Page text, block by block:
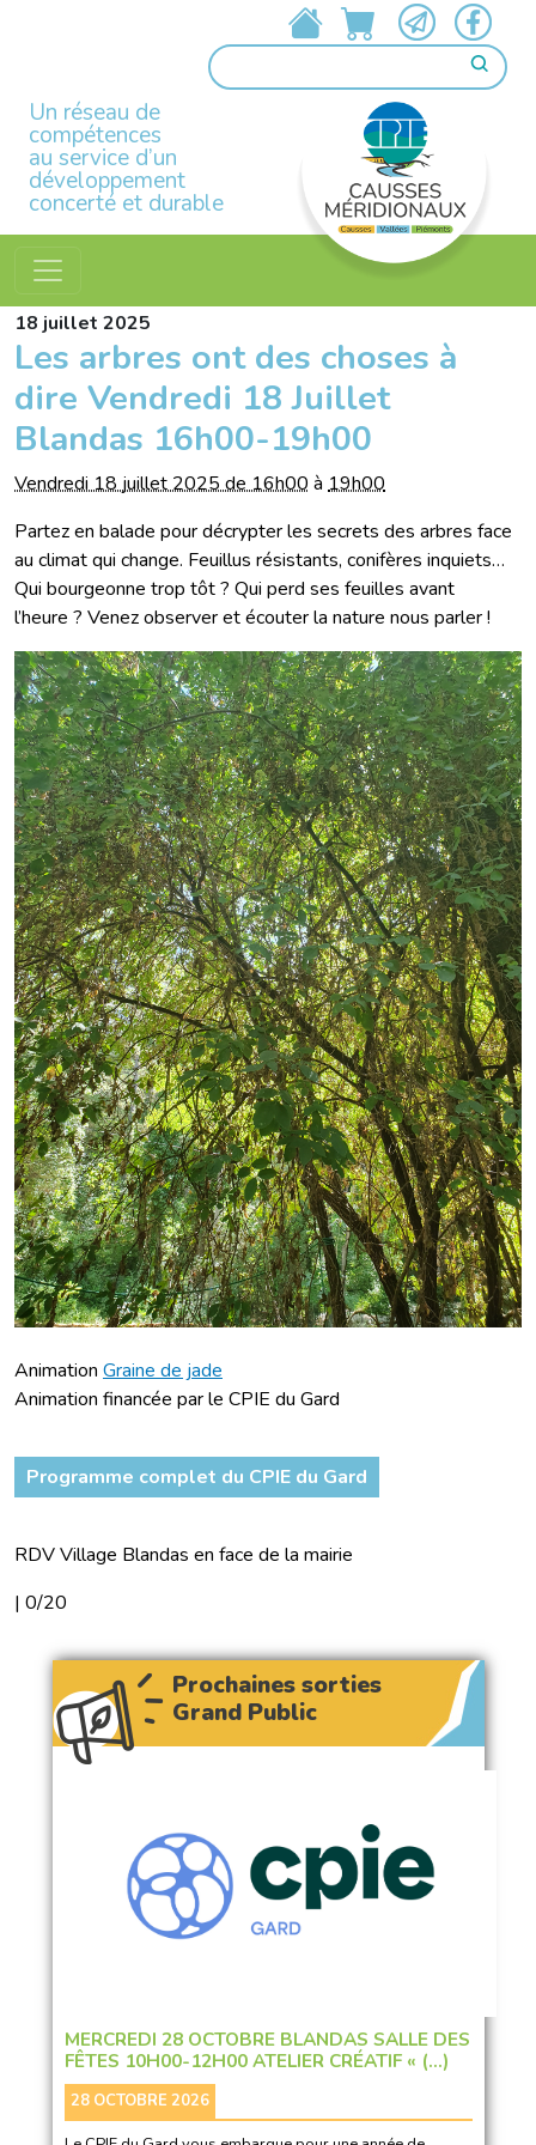
Un réseau de
compétences
au service d’un
développement
concerté et durable
18 juillet 2025
Les arbres ont des choses à
dire Vendredi 18 Juillet
Blandas 16h00-19h00
Vendredi 18 juillet 2025 de 16h00 à 19h00
Partez en balade pour décrypter les secrets des arbres face
au climat qui change. Feuillus résistants, conifères inquiets…
Qui bourgeonne trop tôt ? Qui perd ses feuilles avant
l’heure ? Venez observer et écouter la nature nous parler !
Animation Graine de jade
Animation financée par le CPIE du Gard
Programme complet du CPIE du Gard
RDV Village Blandas en face de la mairie
| 0/20
Prochaines sorties
Grand Public
MERCREDI 28 OCTOBRE BLANDAS SALLE DES
FÊTES 10H00-12H00 ATELIER CRÉATIF « (…)
28 OCTOBRE 2026